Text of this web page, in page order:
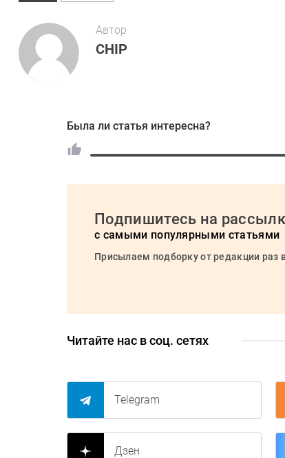
Автор
CHIP
Была ли статья интересна?
Подпишитесь на
с самыми популярными статьями
Присылаем подборку от редакции раз
Читайте нас в соц. сетях
Telegram
Дзен